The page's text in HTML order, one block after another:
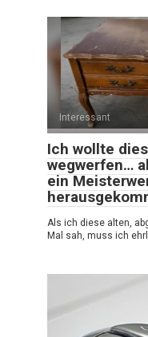
Interessant
Ich wollte
wegwerfen…
ein
Als ich diese alten,
Mal sah, muss ich